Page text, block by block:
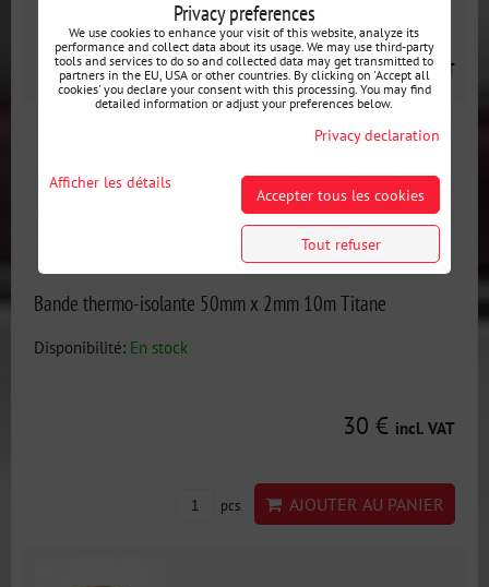
28 €incl. VAT
Bande thermo-isolante 50mm x 2mm 10m Titane
Disponibilité: En stock
30 € incl. VAT
pcs AJOUTER AU PANIER
Privacy preferences
We use cookies to enhance your visit of this website, analyze its
performance and collect data about its usage. We may use third-party
tools and services to do so and collected data may get transmitted to
partners in the EU, USA or other countries. By clicking on 'Accept all
cookies' you declare your consent with this processing. You may find
detailed information or adjust your preferences below.
Privacy declaration
Afficher les détails
Accepter tous les cookies
Tout refuser